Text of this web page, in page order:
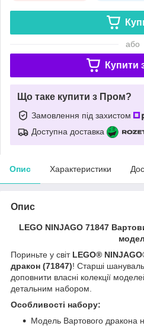
або
Купити
Що таке купити з Пром?
Замовлення під захистом
Доступна доставка
Опис Характеристики
Опис
LEGO NINJAGO 71847
Пориньте у світ LEGO®
дракон (71847)! Старші
доповнити власні колекції
детальним набором.
Особливості набору:
Модель Вартового дракона